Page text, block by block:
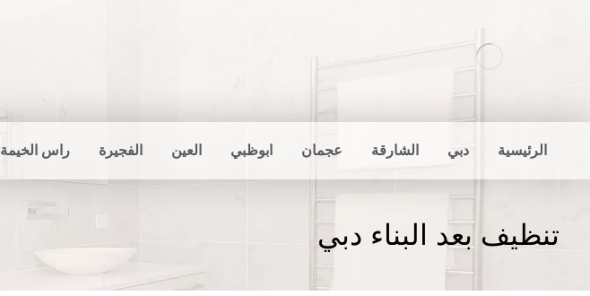
الرئيسية دبي الشارقة عجمان ابوظبي العين الفجيرة راس الخيمة
تنظيف بعد البناء دبي